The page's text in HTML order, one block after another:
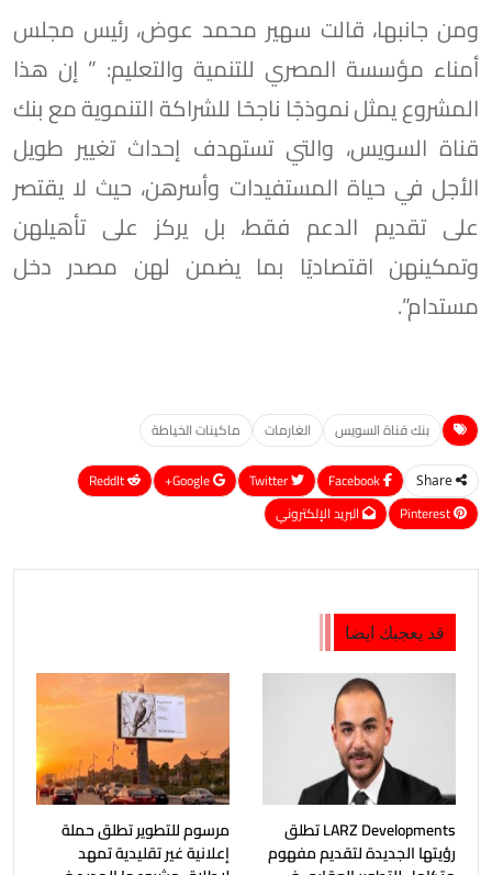
ومن جانبها، قالت سهير محمد عوض، رئيس مجلس
أمناء مؤسسة المصري للتنمية والتعليم: ” إن هذا
المشروع يمثل نموذجًا ناجحًا للشراكة التنموية مع بنك
قناة السويس، والتي تستهدف إحداث تغيير طويل
الأجل في حياة المستفيدات وأسرهن، حيث لا يقتصر
على تقديم الدعم فقط، بل يركز على تأهيلهن
وتمكينهن اقتصاديًا بما يضمن لهن مصدر دخل
مستدام”.
بنك قناة السويس الغارمات ماكينات الخياطة
Share
Google+
ReddIt
Pinterest
البريد الإلكتروني
قد يعجبك ايضا
LARZ Developments تطلق
رؤيتها الجديدة لتقديم مفهوم
مرسوم للتطوير تطلق حملة
إعلانية غير تقليدية تمهد